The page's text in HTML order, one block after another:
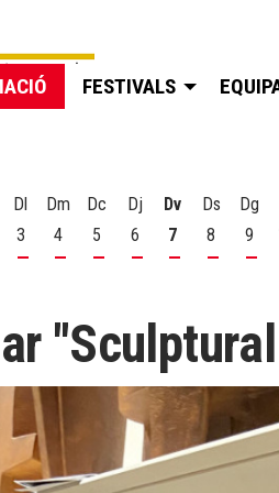
FESTIVALS
1 d'agost2 d'agost
Dl
3
Dilluns 3 d'agost
Dm
4
Dimarts 4 d'agost
Dc
5
Dimecres 5 d'agost
Dj
6
Dijous 6 d'agost
Dv
7
Divendres 7
Ds
8
Dissabte
Dg
9